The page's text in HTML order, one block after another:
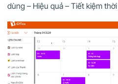
dùng – Hiệu quả – Tiết kiệm